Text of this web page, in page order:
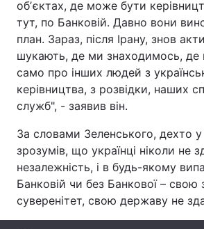
Цікавинки Погода
Екологія Регіони
Лонгріди
Відео з Youtube Статті
Інтерв'ю
Архів Вакансії
Контакти
обʼєктах, де може бути
тут, по Банковій. Давно вони
план. Зараз, після Ірану, знов
шукають, де ми знаходимось, де
само про інших людей з
керівництва, з розвідки, наших
служб", - заявив він.
За словами Зеленського, дехто у
зрозумів, що українці ніколи не
незалежність, і в будь-якому
Банковій чи без Банкової – свою
суверенітет, свою державу не